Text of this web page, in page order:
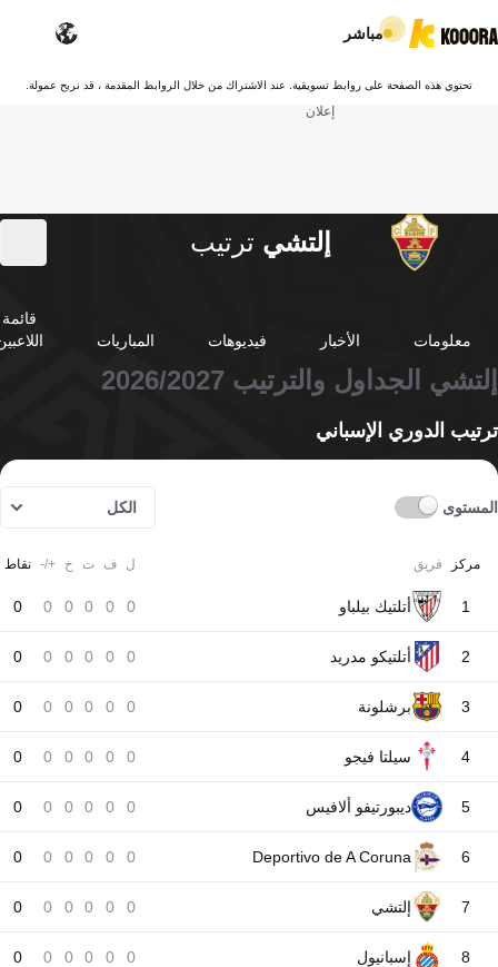
مباشر
تحتوي هذه الصفحة على روابط تسويقية. عند الاشتراك من خلال الروابط المقدمة ، قد نربح عمولة.
إعلان
إلتشي ترتيب
معلومات الأخبار فيديوهات المباريات
قائمة
إلتشي الجداول والترتيب 2026/2027
ترتيب الدوري الإسباني
المستوى الكل
مركز فريق ل ف ت خ +/- نقاط
1 أتلتيك بيلباو 0
0
0
0
0
0
2 أتلتيكو مدريد 0
0
0
0
0
0
3 برشلونة 0
0
0
0
0
0
4 سيلتا فيجو 0
0
0
0
0
0
5 ديبورتيفو ألافيس 0
0
0
0
0
0
6
Deportivo de A Coruna
0
0
0
0
0
0
7 إلتشي 0
0
0
0
0
0
8 إسبانيول 0
0
0
0
0
0